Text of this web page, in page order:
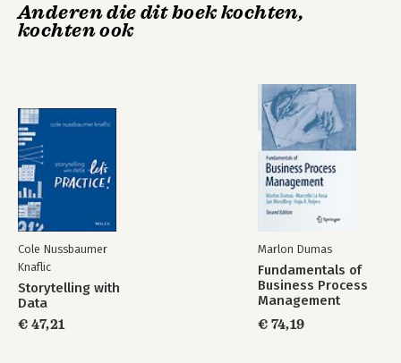
This is Lean
9. Dit is Lean!
10. Het realiseren van een Lean operations strategie
Anderen die dit boek kochten,
kochten ook
Cole Nussbaumer
Knaflic
Storytelling with
Data
€ 47,21
Marlon Dumas
Fundamentals of
Business Process
Management
€ 74,19